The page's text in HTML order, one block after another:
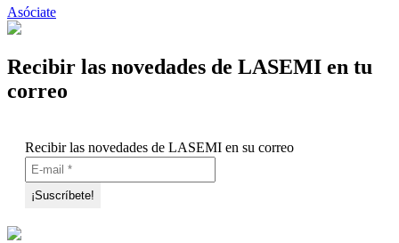
Asóciate
Recibir las novedades de LASEMI en tu
correo
Recibir las novedades de LASEMI en su correo